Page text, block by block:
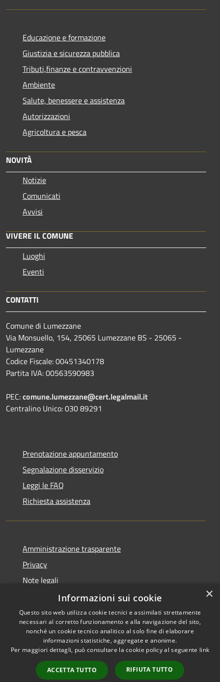
Educazione e formazione
Giustizia e sicurezza pubblica
Tributi,finanze e contravvenzioni
Ambiente
Salute, benessere e assistenza
Autorizzazioni
Agricoltura e pesca
NOVITÀ
Notizie
Comunicati
Avvisi
VIVERE IL COMUNE
Luoghi
Eventi
CONTATTI
Comune di Lumezzane
Via Monsuello, 154, 25065 Lumezzane BS - 25065 -
Lumezzane
Codice Fiscale: 00451340178
Partita IVA: 00563590983
PEC:comune.lumezzane@cert.legalmail.it
Centralino Unico: 030 89291
Prenotazione appuntamento
Segnalazione disservizio
Leggi le FAQ
Richiesta assistenza
Amministrazione trasparente
Privacy
Note legali
Dichiarazione di accessibilità
RSS
Accessibilità
Copyright © 2026 • Comune di
Municipium•
Accesso
×
Informazioni sui cookie
Questo sito web utilizza cookie tecnici e assimilati strettamente
necessari al corretto funzionamento e alla navigazione del sito,
nonché un cookie tecnico analitico al solo fine di elaborare
informazioni statistiche, aggregate e anonime.
Per maggiori dettagli, può consultare la cookie policy al seguente link
ACCETTA TUTTO RIFIUTA TUTTO